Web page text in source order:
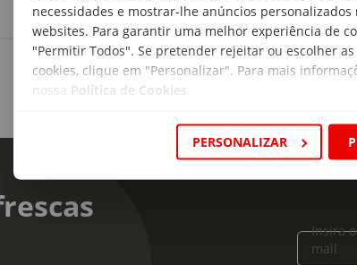
necessidades e mostrar-lhe anúncios personalizados
websites. Para garantir uma melhor experiência de
"Permitir Todos". Se pretender rejeitar ou escolher
cookies, clique em "Personalizar". Para mais
nossa Política de Cookies
PERSONALIZAR
Insira
mail